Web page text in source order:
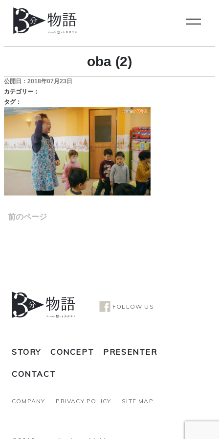
oba (2)
公開日：2018年07月23日
カテゴリー：
タグ：
前のページ
FOLLOW US
STORY CONCEPT PRESENTER
CONTACT
COMPANY PRIVACY POLICY SITE MAP